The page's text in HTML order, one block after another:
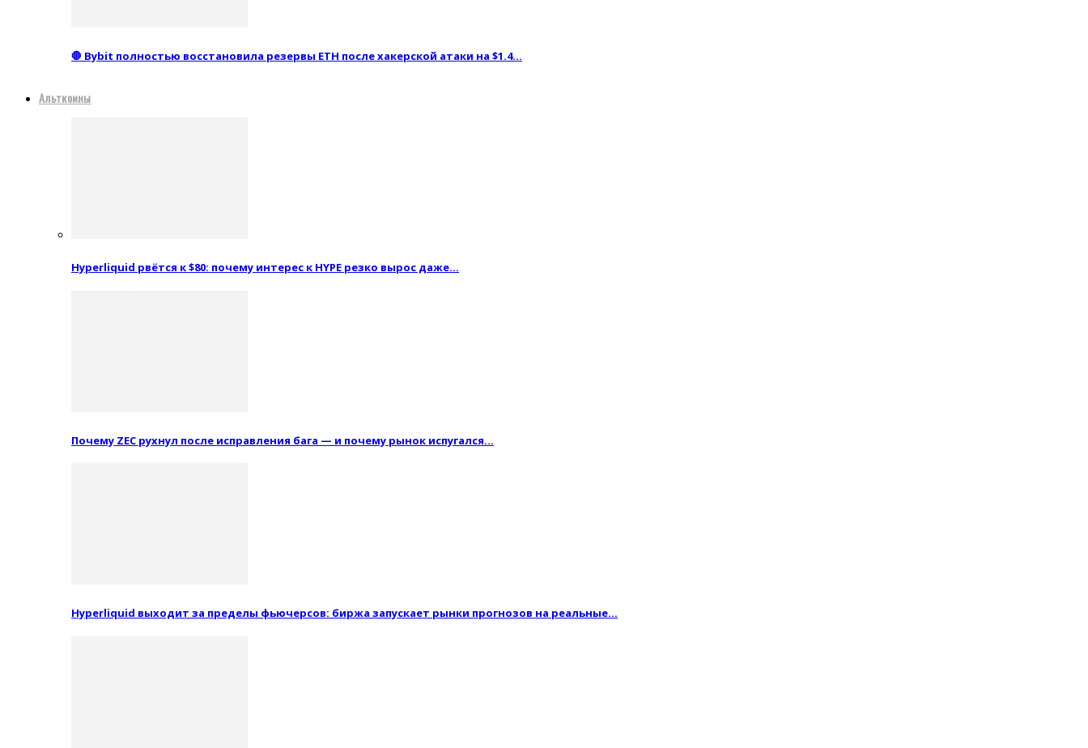
🛑 Bybit полностью восстановила резервы ETH после хакерской атаки на $1.4…
Альткоины
Hyperliquid рвётся к $80: почему интерес к HYPE резко вырос даже…
Почему ZEC рухнул после исправления бага — и почему рынок испугался…
Hyperliquid выходит за пределы фьючерсов: биржа запускает рынки прогнозов на реальные…